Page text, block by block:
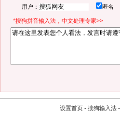
用户： 匿名
*搜狗拼音输入法，中文处理专家>>
设置首页 - 搜狗输入法 -